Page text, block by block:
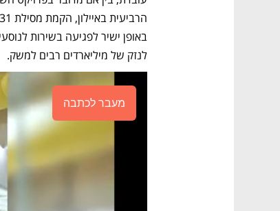
לנזק של מיליארדים רבים למשק.
מעבר לכתבה